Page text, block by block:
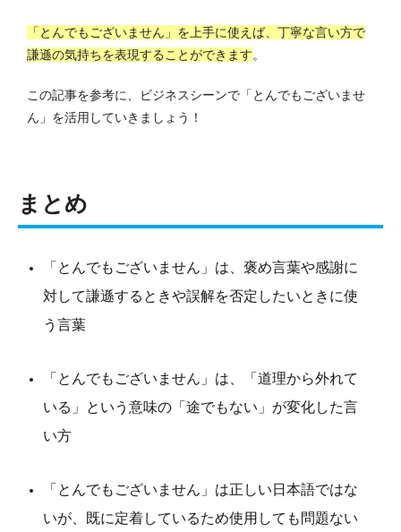
「とんでもございません」を上手に使えば、丁寧な言い方で
謙遜の気持ちを表現することができます。
この記事を参考に、ビジネスシーンで「とんでもございませ
ん」を活用していきましょう！
まとめ
「とんでもございません」は、褒め言葉や感謝に
対して謙遜するときや誤解を否定したいときに使
う言葉
「とんでもございません」は、「道理から外れて
いる」という意味の「途でもない」が変化した言
い方
「とんでもございません」は正しい日本語ではな
いが、既に定着しているため使用しても問題ない